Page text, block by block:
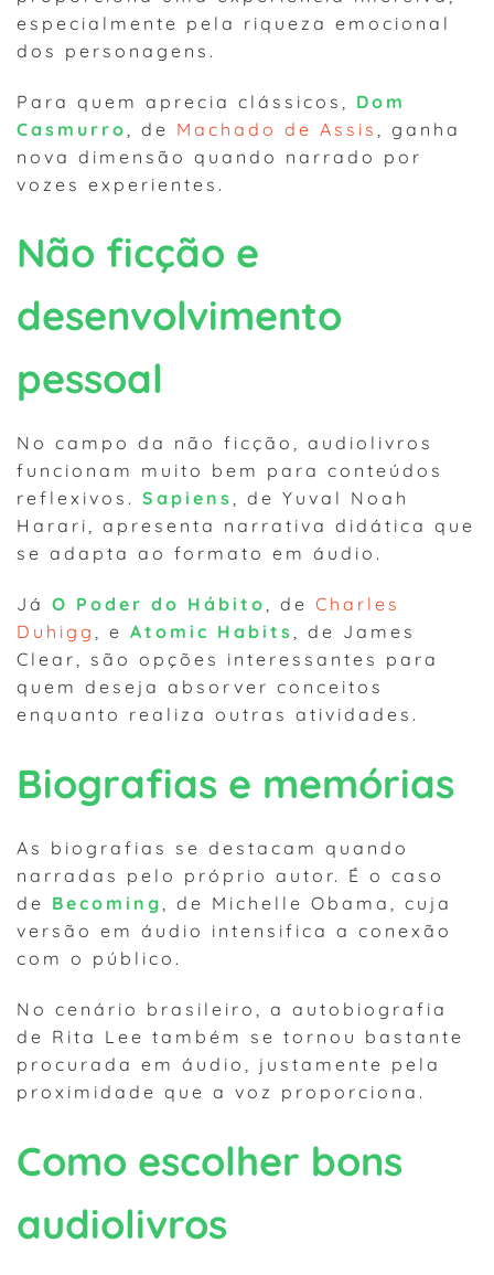
especialmente pela riqueza emocional
dos personagens.
Para quem aprecia clássicos, Dom
Casmurro
, de Machado de Assis
, ganha
nova dimensão quando narrado por
vozes experientes.
Não ficção e
desenvolvimento
pessoal
No campo da não ficção, audiolivros
funcionam muito bem para conteúdos
reflexivos. Sapiens, de Yuval Noah
Harari, apresenta narrativa didática que
se adapta ao formato em áudio.
Já O Poder do Hábito, de Charles
Duhigg , e Atomic Habits, de James
Clear, são opções interessantes para
quem deseja absorver conceitos
enquanto realiza outras atividades.
Biografias e memórias
As biografias se destacam quando
narradas pelo próprio autor. É o caso
de Becoming, de Michelle Obama, cuja
versão em áudio intensifica a conexão
com o público.
No cenário brasileiro, a autobiografia
de Rita Lee também se tornou bastante
procurada em áudio, justamente pela
proximidade que a voz proporciona.
Como escolher bons
audiolivros